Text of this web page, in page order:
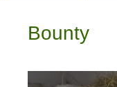
Bounty